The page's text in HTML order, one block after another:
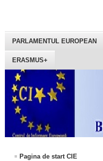
PARLAMENTUL EUROPEAN
ERASMUS+
Pagina de start CIE